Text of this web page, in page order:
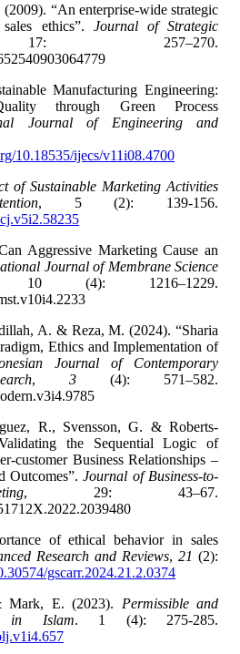
“An enterprise-wide strategic
ethics”. Journal of Strategic
257–270.
Manufacturing Engineering:
through Green Process
Journal of Engineering and
10.18535/ijecs/v11i08.4700
of Sustainable Marketing Activities
, 5 (2): 139-156.
Aggressive Marketing Cause an
Journal of Membrane Science
(4): 1216–1229.
A. & Reza, M. (2024). “Sharia
Ethics and Implementation of
Journal of Contemporary
, 3 (4): 571–582.
R., Svensson, G. & Roberts-
the Sequential Logic of
customer Business Relationships –
Outcomes”.Journal of Business-to-
, 29: 43–67.
of ethical behavior in sales
Research and Reviews, 21 (2):
gscarr.2024.21.2.0374
Mark, E. (2023). Permissible and
in Islam. 1 (4): 275-285.